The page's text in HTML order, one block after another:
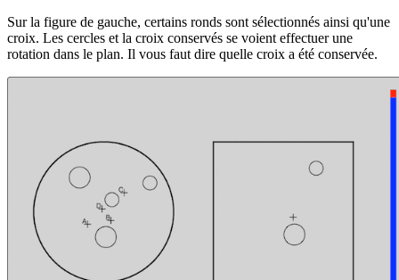
Sur la figure de gauche, certains ronds sont sélectionnés ainsi qu'une
croix. Les cercles et la croix conservés se voient effectuer une
rotation dans le plan. Il vous faut dire quelle croix a été conservée.